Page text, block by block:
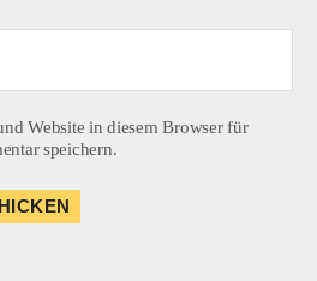
Website in diesem Browser für
speichern.